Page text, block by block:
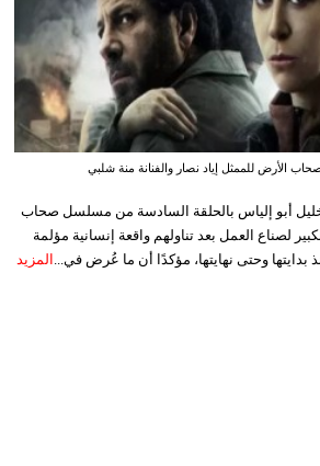
الأرض للممثل إياد نصار والفنانة منة شلبي
أبو إلياس بالحلقة السادسة من مسلسل صحاب
لصناع العمل بعد تناولهم واقعة إنسانية مؤلمة
بدايتها وحتى نهايتها، مؤكدًا أن ما عُرض في... المزيد